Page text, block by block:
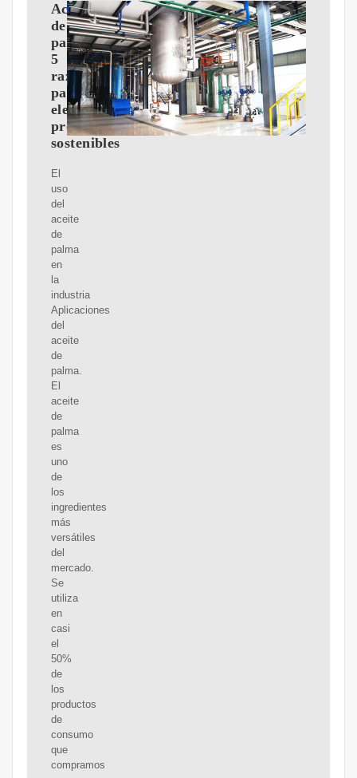
Aceite
de
palma:
5
razones
para
elegir
productos
sostenibles
El
uso
del
aceite
de
palma
en
la
industria
Aplicaciones
del
aceite
de
palma.
El
aceite
de
palma
es
uno
de
los
ingredientes
más
versátiles
del
mercado.
Se
utiliza
en
casi
el
50%
de
los
productos
de
consumo
que
compramos